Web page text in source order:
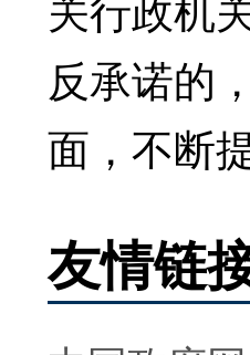
反承诺的
面，不断
友情链